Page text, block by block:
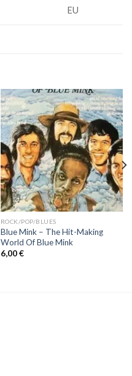
EU
ROCK/POP/BLUES
Blue Mink – The Hit-Making
World Of Blue Mink
6,00€